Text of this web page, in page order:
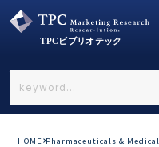
←戻る
HOME Pharmaceuticals & Medical